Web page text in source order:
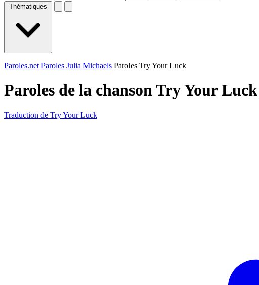
Thématiques
Paroles.net Paroles Julia Michaels Paroles Try Your Luck
Paroles de la chanson Try Your
Traduction de Try Your Luck